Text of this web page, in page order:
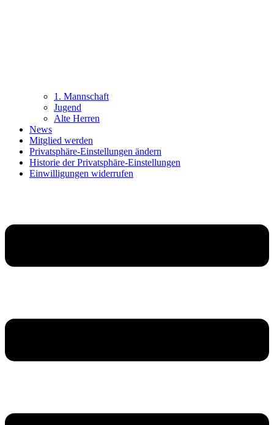
1. Mannschaft
Jugend
Alte Herren
News
Mitglied werden
Privatsphäre-Einstellungen ändern
Historie der Privatsphäre-Einstellungen
Einwilligungen widerrufen